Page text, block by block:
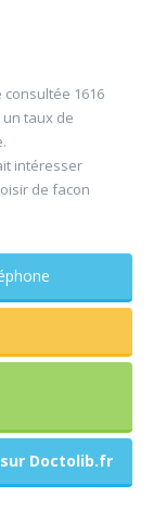
consultée 1616
taux de
intéresser
de facon
Doctolib.fr